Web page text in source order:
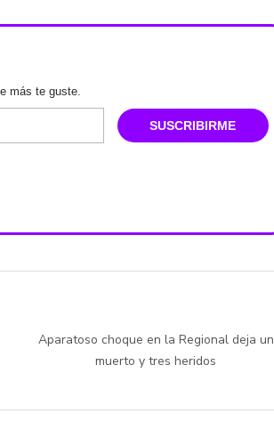
más te guste.
SUSCRIBIRME
Aparatoso choque en la Regional deja un
muerto y tres heridos